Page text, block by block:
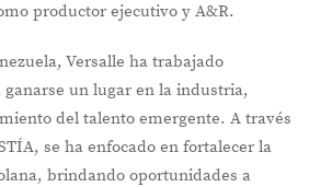
productor ejecutivo y A&R.
Versalle ha trabajado
un lugar en la industria,
del talento emergente. A través
se ha enfocado en fortalecer la
brindando oportunidades a